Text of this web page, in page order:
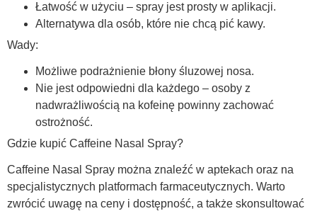
Łatwość w użyciu – spray jest prosty w aplikacji.
Alternatywa dla osób, które nie chcą pić kawy.
Wady:
Możliwe podrażnienie błony śluzowej nosa.
Nie jest odpowiedni dla każdego – osoby z
nadwrażliwością na kofeinę powinny zachować
ostrożność.
Gdzie kupić Caffeine Nasal Spray?
Caffeine Nasal Spray można znaleźć w aptekach oraz na
specjalistycznych platformach farmaceutycznych. Warto
zwrócić uwagę na ceny i dostępność, a także skonsultować